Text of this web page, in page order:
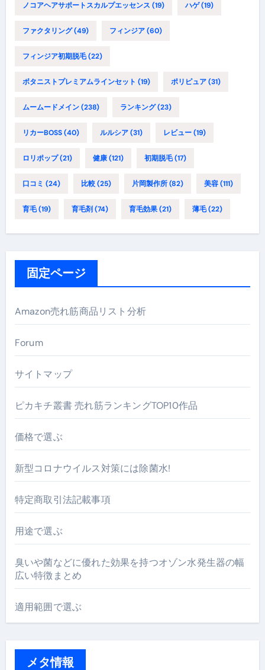
ノコアヘアサポートスカルプエッセンス (19) ハゲ(19)
ファクタリング(49) フィンジア(60)
フィンジア初期脱毛(22)
ボタニストプレミアムラインセット (19) ポリピュア(31)
ムームードメイン(238) ランキング(23)
リカーBOSS(40) ルルシア(31) レビュー(19)
ロリポップ(21) 健康(121) 初期脱毛(17)
口コミ (24) 比較(25) 片岡製作所(82) 美容(111)
育毛(19) 育毛剤 (74) 育毛効果(21) 薄毛(22)
固定ページ
Amazon売れ筋商品リスト分析
Forum
サイトマップ
ピカキチ叢書 売れ筋ランキングTOP10作品
価格で選ぶ
新型コロナウイルス対策には除菌水!
特定商取引法記載事項
用途で選ぶ
臭いや菌などに優れた効果を持つオゾン水発生器の幅
広い特徴まとめ
適用範囲で選ぶ
メタ情報